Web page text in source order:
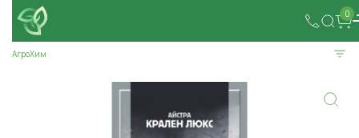
0
АгроХим